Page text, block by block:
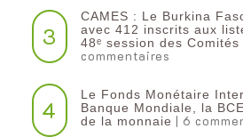
3
CAMES : Le Burkina
avec 412 inscrits aux
48ᵉ session des
commentaires
4
Le Fonds Monétaire
Banque Mondiale, la
de la monnaie | 6